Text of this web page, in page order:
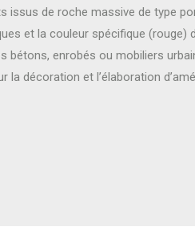
issus de roche massive de type
et la couleur spécifique (rouge)
bétons, enrobés ou mobiliers
la décoration et l’élaboration